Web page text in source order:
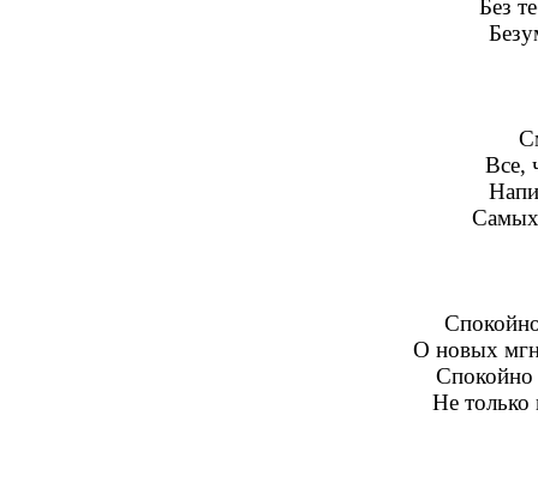
Без
Все,
Самых
О новых
Спокойно
Не только